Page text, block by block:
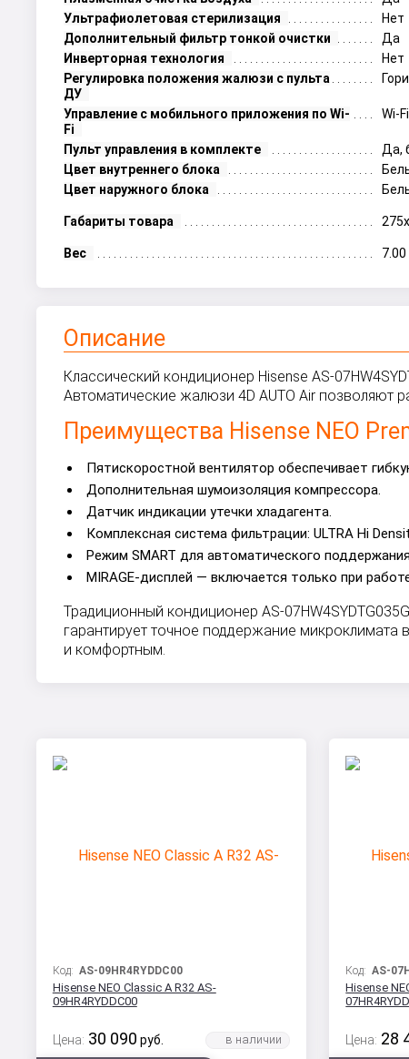
Ультрафиолетовая стерилизация
Нет
Дополнительный фильтр тонкой очистки
Да
Инверторная технология
Нет
Регулировка положения жалюзи с пульта
ДУ
Управление c мобильного приложения по Wi-
Fi
Wi-
Пульт управления в комплекте
Да,
Цвет внутреннего блока
Цвет наружного блока
Габариты товара
Вес 7.00
Описание
Классический кондиционер Hisense AS-
Автоматические жалюзи 4D AUTO Air позволяют
Преимущества Hisense NEO
Пятискоростной вентилятор обеспечивает
Дополнительная шумоизоляция компрессора.
Датчик индикации утечки хладагента.
Комплексная система фильтрации: ULTRA Hi
Режим SMART для автоматического
MIRAGE-дисплей — включается только при
Традиционный кондиционер AS-
гарантирует точное поддержание
и комфортным.
Код: AS-09HR4RYDDC00
Hisense NEO Classic A R32 AS-
09HR4RYDDC00
Цена: 30 090 руб.
Код:AS-
Hisense
Цена: 28